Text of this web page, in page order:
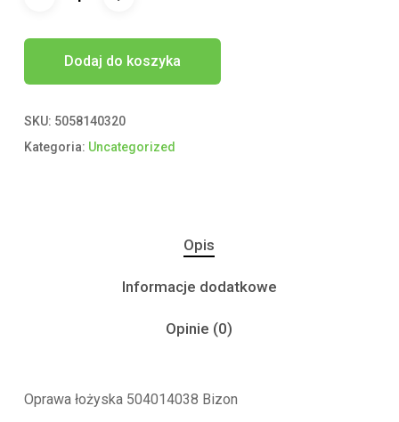
Dodaj do koszyka
SKU: 5058140320
Kategoria: Uncategorized
Opis
Informacje dodatkowe
Opinie (0)
Oprawa łożyska 504014038 Bizon